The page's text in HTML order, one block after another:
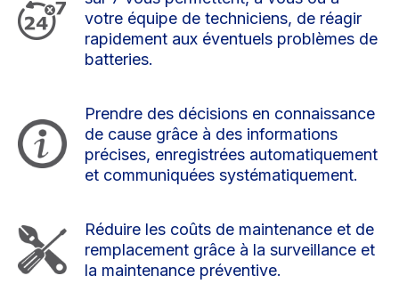
votre équipe de techniciens, de réagir
rapidement aux éventuels problèmes de
batteries.
Prendre des décisions en connaissance
de cause grâce à des informations
précises, enregistrées automatiquement
et communiquées systématiquement.
Réduire les coûts de maintenance et de
remplacement grâce à la surveillance et
la maintenance préventive.